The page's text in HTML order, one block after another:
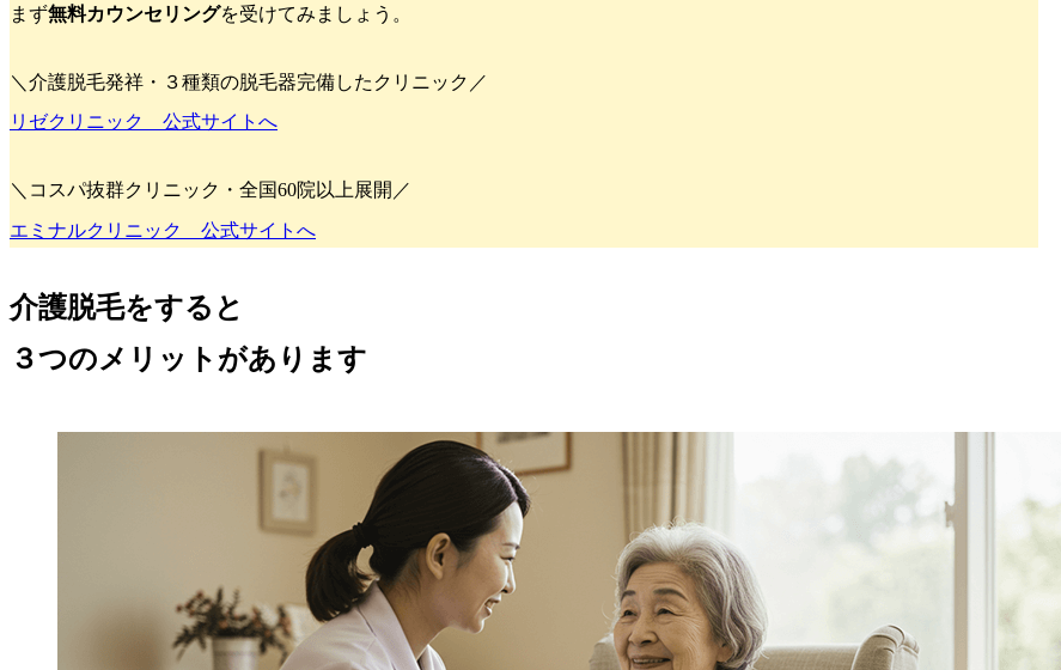
まず無料カウンセリングを受けてみましょう。
＼介護脱毛発祥・３種類の脱毛器完備したクリニック／
リゼクリニック 公式サイトへ
＼コスパ抜群クリニック・全国60院以上展開／
エミナルクリニック 公式サイトへ
介護脱毛をすると
３つのメリット があります